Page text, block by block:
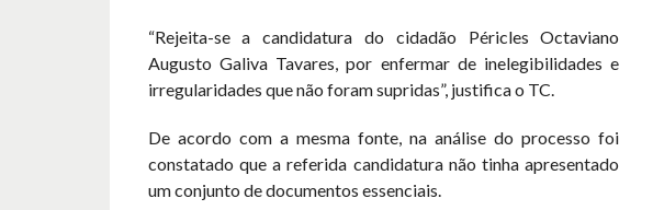
“Rejeita-se a candidatura do cidadão Péricles Octaviano
Augusto Galiva Tavares, por enfermar de inelegibilidades e
irregularidades que não foram supridas”, justifica o TC.
De acordo com a mesma fonte, na análise do processo foi
constatado que a referida candidatura não tinha apresentado
um conjunto de documentos essenciais.